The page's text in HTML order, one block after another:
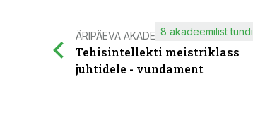
ÄRIPÄEVA AKADEEMIA
Tehisintellekti meistriklass
juhtidele - vundament
8 akadeemilist tundi